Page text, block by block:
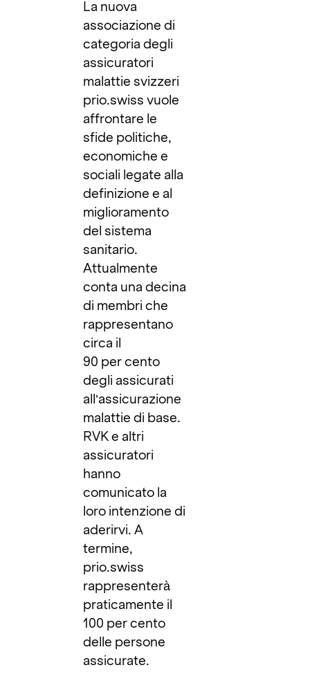
La nuova
associazione di
categoria degli
assicuratori
malattie svizzeri
prio.swiss vuole
affrontare le
sfide politiche,
economiche e
sociali legate alla
definizione e al
miglioramento
del sistema
sanitario.
Attualmente
conta una decina
di membri che
rappresentano
circa il
90 per cento
degli assicurati
all’assicurazione
malattie di base.
RVK e altri
assicuratori
hanno
comunicato la
loro intenzione di
aderirvi. A
termine,
prio.swiss
rappresenterà
praticamente il
100 per cento
delle persone
assicurate.